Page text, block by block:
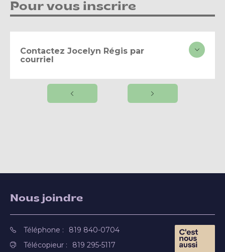
Pour vous inscrire
Contactez Jocelyn Régis par
courriel
Nous joindre
Téléphone :
819 840-0704
Télécopieur :
819 295-5117